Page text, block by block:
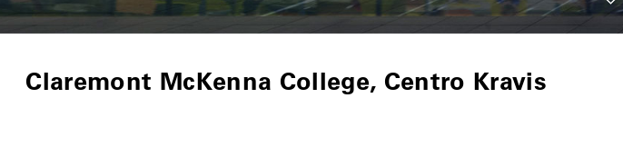
Claremont McKenna College, Centro Kravis